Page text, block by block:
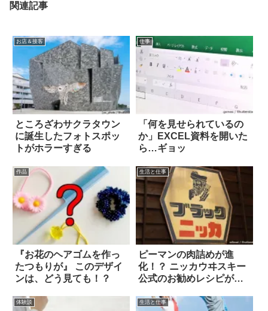
関連記事
お店＆接客
ところざわサクラタウン
に誕生したフォトスポッ
トがホラーすぎる
仕事
「何を見せられているの
か」EXCEL資料を開いた
ら…ギョッ
作品
『お花のヘアゴムを作っ
たつもりが』 このデザイ
ンは、どう見ても！？
生活と仕事
ピーマンの肉詰めが進
化！？ ニッカウヰスキー
公式のお勧めレシピが話
体験談 生活と仕事